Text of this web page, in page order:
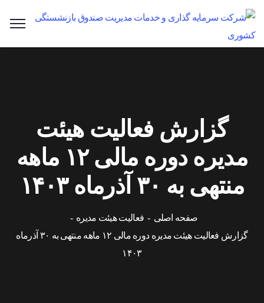
گزارش فعاليت هيئت
مديره دوره مالی ۱۲ ماهه
منتهی به ۳۰ آذرماه ۱۴۰۳
صفحه اصلی
فعالیت هیئت مدیره
گزارش فعاليت هيئت مديره دوره مالی ۱۲ ماهه منتهی به ۳۰ آذرماه
۱۴۰۳